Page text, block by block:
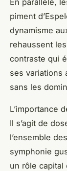
piment
dynamisme
rehaussent
contraste qui
ses variations
sans les
L’importance
Il s’agit de
l’ensemble
symphonie
un rôle capital